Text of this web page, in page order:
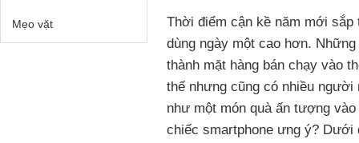
Mẹo vặt
Thời điểm cận kề năm mới
dùng ngày một cao hơn.
thành mặt hàng bán chạy vào
thế nhưng cũng có nhiều
như một món quà ấn tượng
chiếc smartphone ưng ý? Dưới